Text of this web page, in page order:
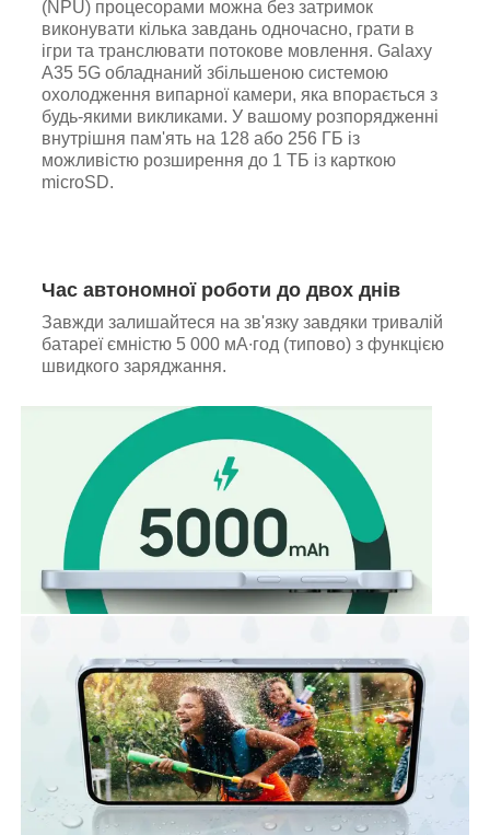
(NPU) процесорами можна без затримок
виконувати кілька завдань одночасно, грати в
ігри та транслювати потокове мовлення. Galaxy
A35 5G обладнаний збільшеною системою
охолодження випарної камери, яка впорається з
будь-якими викликами. У вашому розпорядженні
внутрішня пам'ять на 128 або 256 ГБ із
можливістю розширення до 1 ТБ із карткою
microSD.
Час автономної роботи до двох днів
Завжди залишайтеся на зв'язку завдяки тривалій
батареї ємністю 5 000 мА∙год (типово) з функцією
швидкого заряджання.